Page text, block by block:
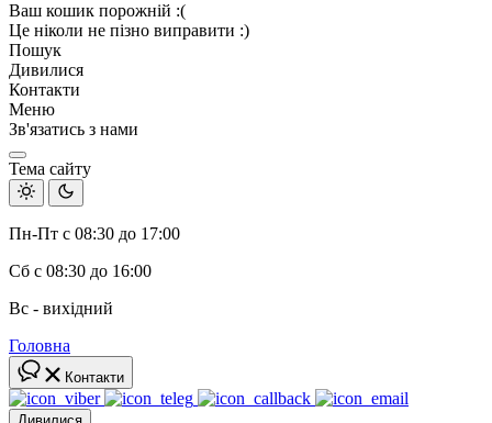
Ваш кошик порожній :(
Це ніколи не пізно виправити :)
Пошук
Дивилися
Контакти
Меню
Зв'язатись з нами
Тема сайту
Пн-Пт с 08:30 до 17:00
Сб с 08:30 до 16:00
Вс - вихідний
Головна
Контакти